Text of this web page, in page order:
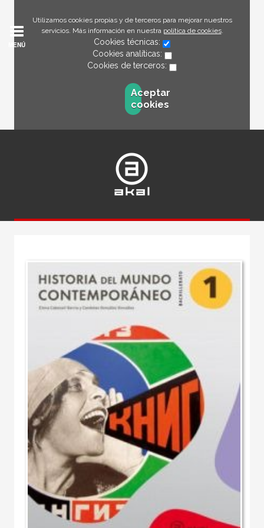
Utilizamos cookies propias y de terceros para mejorar nuestros
servicios. Más información en nuestra política de cookies.
Cookies técnicas:
Cookies analíticas:
Cookies de terceros:
Aceptar
cookies
MENÚ